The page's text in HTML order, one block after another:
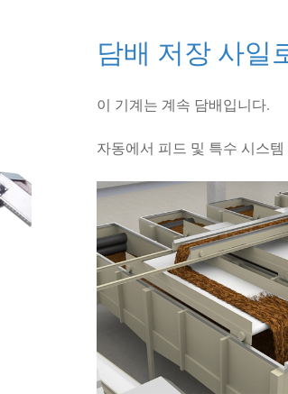
담배 저장 사일
이 기계는 계속 담배입니다.
자동에서 피드 및 특수 시스템